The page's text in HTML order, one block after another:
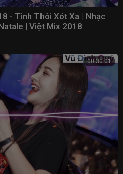
- Tình Thôi Xót Xa | Nhạc
| Việt Mix 2018
00:30:01